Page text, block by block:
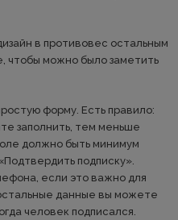
в противовес остальным
чтобы можно было заметить
форму. Есть правило:
заполнить, тем меньше
должно быть минимум
подписку».
если это важно для
данные вы можете
человек подписался.